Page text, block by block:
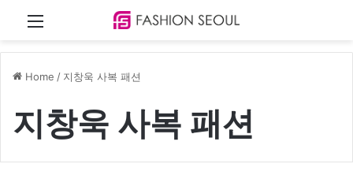
Home / 지창욱 사복 패션
지창욱 사복 패션